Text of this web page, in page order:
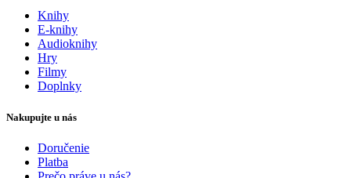
Knihy
E-knihy
Audioknihy
Hry
Filmy
Doplnky
Nakupujte u nás
Doručenie
Platba